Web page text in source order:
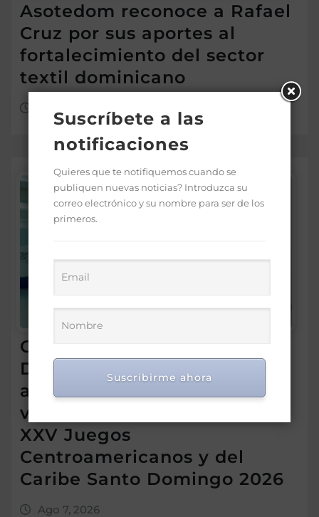
Asotedom reconoce a Rafael
Cruz por sus aportes al
fortalecimiento del sector
textil dominicano
Comedores Comunitarios de
DASAC garantizan
alimentación de miles de
voluntarios y personal de los
XXV Juegos
Centroamericanos y del
Caribe Santo Domingo 2026
Ago 7, 2026
Suscríbete a las
notificaciones
Quieres que te notifiquemos cuando se
publiquen nuevas noticias? Introduzca su
correo electrónico y su nombre para ser de los
primeros.
Suscribirme ahora